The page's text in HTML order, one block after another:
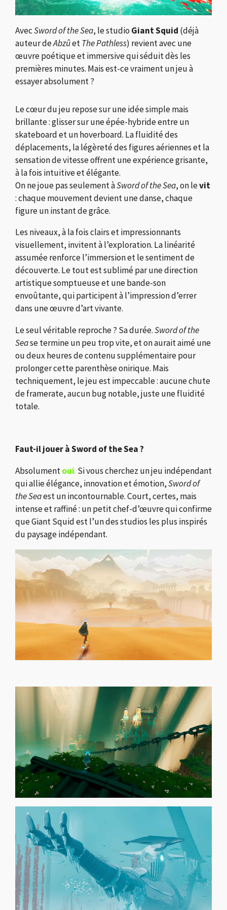
AvecSword of the Sea, le studioGiant Squid (déjà
auteur deAbzûetThe Pathless) revient avec une
œuvre poétique et immersive qui séduit dès les
premières minutes. Mais est-ce vraiment un jeu à
essayer absolument ?
Le cœur du jeu repose sur une idée simple mais
brillante : glisser sur une épée-hybride entre un
skateboard et un hoverboard. La fluidité des
déplacements, la légèreté des figures aériennes et la
sensation de vitesse offrent une expérience grisante,
à la fois intuitive et élégante.
On ne joue pas seulement àSword of the Sea, on levit
: chaque mouvement devient une danse, chaque
figure un instant de grâce.
Les niveaux, à la fois clairs et impressionnants
visuellement, invitent à l’exploration. La linéarité
assumée renforce l’immersion et le sentiment de
découverte. Le tout est sublimé par une direction
artistique somptueuse et une bande-son
envoûtante, qui participent à l’impression d’errer
dans une œuvre d’art vivante.
Le seul véritable reproche ? Sa durée.Sword of the
Sease termine un peu trop vite, et on aurait aimé une
ou deux heures de contenu supplémentaire pour
prolonger cette parenthèse onirique. Mais
techniquement, le jeu est impeccable : aucune chute
de framerate, aucun bug notable, juste une fluidité
totale.
Faut-il jouer à Sword of the Sea ?
Absolumentoui. Si vous cherchez un jeu indépendant
qui allie élégance, innovation et émotion,Sword of
the Seaest un incontournable. Court, certes, mais
intense et raffiné : un petit chef-d’œuvre qui confirme
que Giant Squid est l’un des studios les plus inspirés
du paysage indépendant.